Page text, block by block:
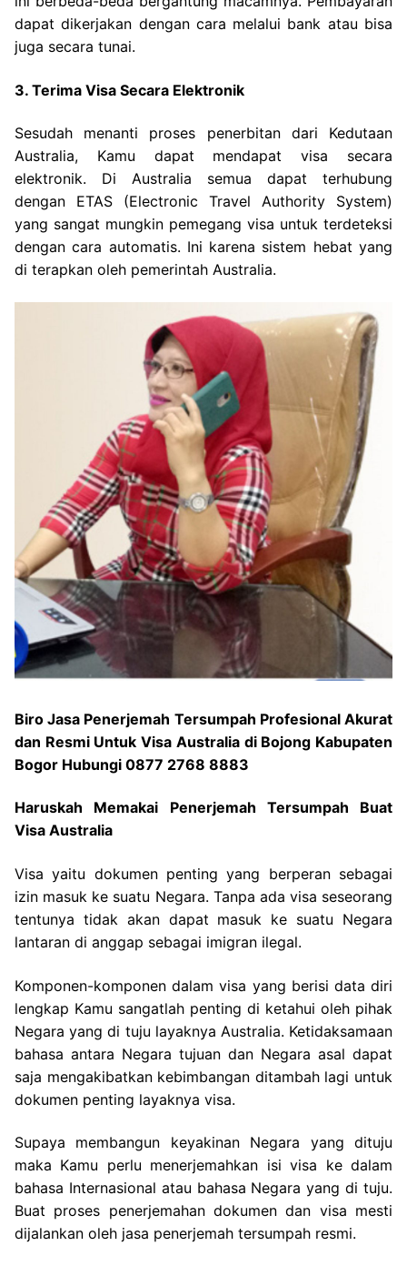
dapat dikerjakan dengan cara melalui bank atau bisa
juga secara tunai.
3. Terima Visa Secara Elektronik
Sesudah menanti proses penerbitan dari Kedutaan
Australia, Kamu dapat mendapat visa secara
elektronik. Di Australia semua dapat terhubung
dengan ETAS (Electronic Travel Authority System)
yang sangat mungkin pemegang visa untuk terdeteksi
dengan cara automatis. Ini karena sistem hebat yang
di terapkan oleh pemerintah Australia.
Biro Jasa Penerjemah Tersumpah Profesional Akurat
dan Resmi Untuk Visa Australia di Bojong Kabupaten
Bogor Hubungi 0877 2768 8883
Haruskah Memakai Penerjemah Tersumpah Buat
Visa Australia
Visa yaitu dokumen penting yang berperan sebagai
izin masuk ke suatu Negara. Tanpa ada visa seseorang
tentunya tidak akan dapat masuk ke suatu Negara
lantaran di anggap sebagai imigran ilegal.
Komponen-komponen dalam visa yang berisi data diri
lengkap Kamu sangatlah penting di ketahui oleh pihak
Negara yang di tuju layaknya Australia. Ketidaksamaan
bahasa antara Negara tujuan dan Negara asal dapat
saja mengakibatkan kebimbangan ditambah lagi untuk
dokumen penting layaknya visa.
Supaya membangun keyakinan Negara yang dituju
maka Kamu perlu menerjemahkan isi visa ke dalam
bahasa Internasional atau bahasa Negara yang di tuju.
Buat proses penerjemahan dokumen dan visa mesti
dijalankan oleh jasa penerjemah tersumpah resmi.